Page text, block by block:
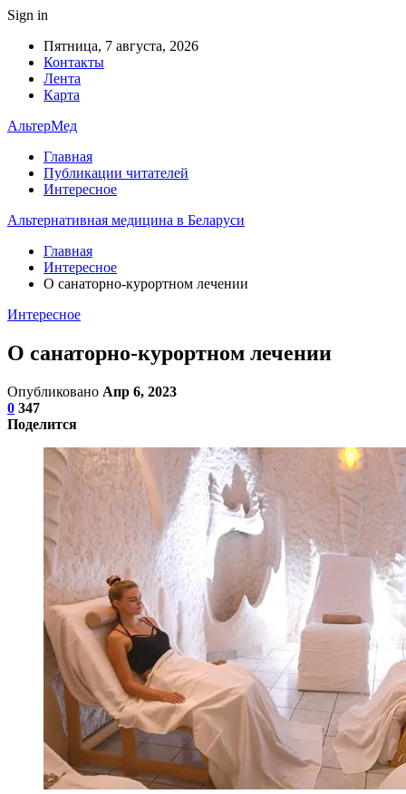
Sign in
Пятница, 7 августа, 2026
Контакты
Лента
Карта
АльтерМед
Главная
Публикации читателей
Интересное
Альтернативная медицина в Беларуси
Главная
Интересное
О санаторно-курортном лечении
Интересное
О санаторно-курортном лечении
Опубликовано Апр 6, 2023
0 347
Поделится